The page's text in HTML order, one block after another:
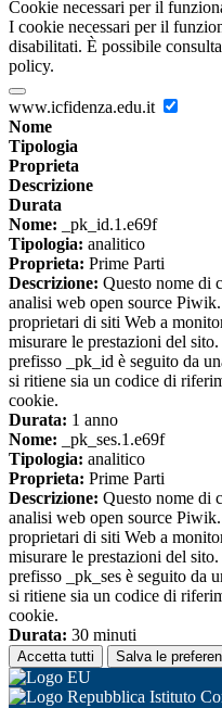
Cookie necessari per il
I cookie necessari per il
disabilitati. È possibile
policy.
www.icfidenza.edu.it
Nome
Tipologia
Proprieta
Descrizione
Durata
Nome: _pk_id.1.e69f
Tipologia: analitico
Proprieta: Prime Parti
Descrizione: Questo nome di
analisi web open source
proprietari di siti Web a
misurare le prestazioni del
prefisso _pk_id è seguito da
si ritiene sia un codice di
cookie.
Durata: 1 anno
Nome: _pk_ses.1.e69f
Tipologia: analitico
Proprieta: Prime Parti
Descrizione: Questo nome di
analisi web open source
proprietari di siti Web a
misurare le prestazioni del
prefisso _pk_ses è seguito da
si ritiene sia un codice di
cookie.
Durata: 30 minuti
Accetta tutti Salva le
Istituto